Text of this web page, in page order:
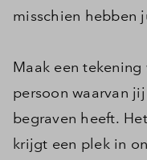
misschien hebben
Maak een
persoon waarvan
begraven heeft.
krijgt een plek in